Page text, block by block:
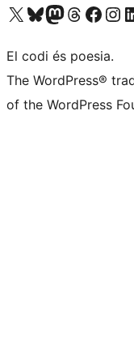
Visiteu el nostre compte X (abans Twitter)
Visiteu el nostre compte de Bluesky
Visiteu el nostre compte al
Visiteu el nostre compte de
Visiteu la nostra
Visiteu el
El codi és poesia.
The WordPress®
of the WordPress